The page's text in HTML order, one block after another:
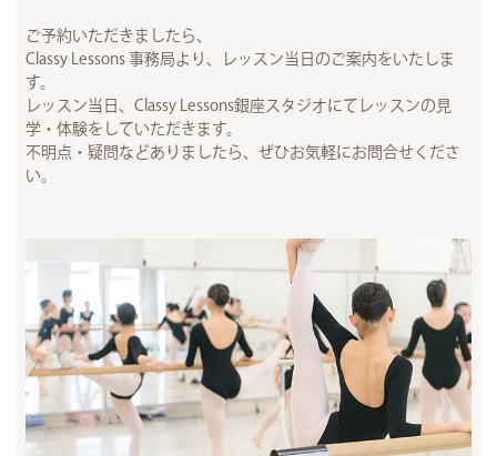
ご予約いただきましたら、
Classy Lessons 事務局より、レッスン当日のご案内をいたしま
す。
レッスン当日、Classy Lessons銀座スタジオにてレッスンの見
学・体験をしていただきます。
不明点・疑問などありましたら、ぜひお気軽にお問合せくださ
い。